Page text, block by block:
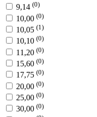
9,14 (0)
10,00 (0)
10,05 (1)
10,10 (0)
11,20 (0)
15,60 (0)
17,75 (0)
20,00 (0)
25,00 (0)
30,00 (0)